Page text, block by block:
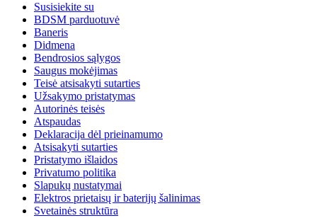
Susisiekite su
BDSM parduotuvė
Baneris
Didmena
Bendrosios sąlygos
Saugus mokėjimas
Teisė atsisakyti sutarties
Užsakymo pristatymas
Autorinės teisės
Atspaudas
Deklaracija dėl prieinamumo
Atsisakyti sutarties
Pristatymo išlaidos
Privatumo politika
Slapukų nustatymai
Elektros prietaisų ir baterijų šalinimas
Svetainės struktūra